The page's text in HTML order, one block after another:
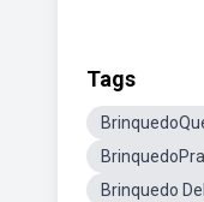
Tags
Brinquedo